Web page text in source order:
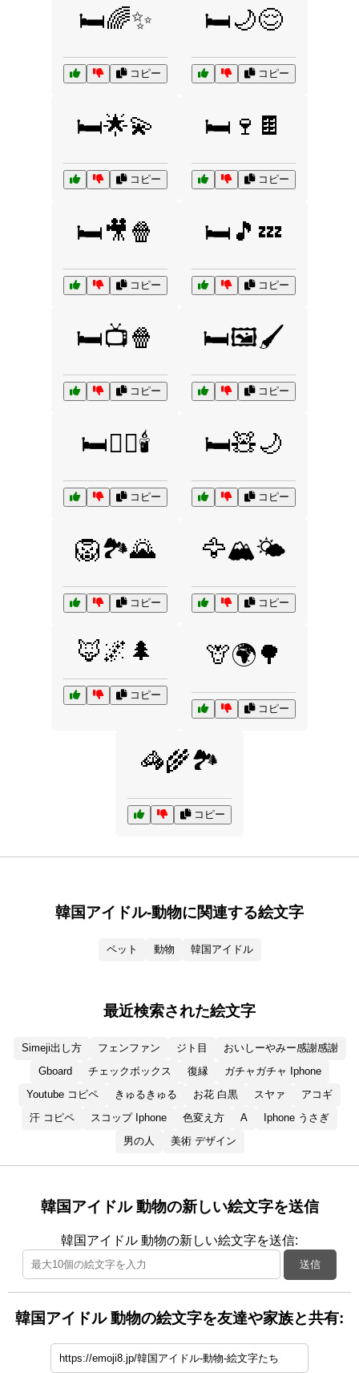
🛏️🌈✨
コピー
🛏️🌙😌
コピー
🛏️🌟💫
コピー
🛏️🍷🍫
コピー
🛏️🎥🍿
コピー
🛏️🎵💤
コピー
🛏️📺🍿
コピー
🛏️🖼️🖌️
コピー
🛏️🧘‍♀️🕯️
コピー
🛏️🧸🌙
コピー
🦁🏞️🌄
コピー
🦅🏔️🌤️
コピー
🦊🌌🌲
コピー
🦒🌍🌳
コピー
🦓🌾🏞️
コピー
韓国アイドル-動物に関連する絵文字
ペット 動物 韓国アイドル
最近検索された絵文字
Simeji出し方 フェンファン ジト目
おいしーやみー感謝感謝
Gboard
チェックボックス 復縁
ガチャガチャ Iphone
Youtube コピペ
きゅるきゅる お花 白黒 スヤァ
アコギ
汗 コピペ
スコップ Iphone 色変え方 A
Iphone うさぎ
男の人
美術 デザイン
韓国アイドル 動物の新しい絵文字を送信
韓国アイドル 動物の新しい絵文字を送信:
送信
韓国アイドル 動物の絵文字を友達や家族と共有: